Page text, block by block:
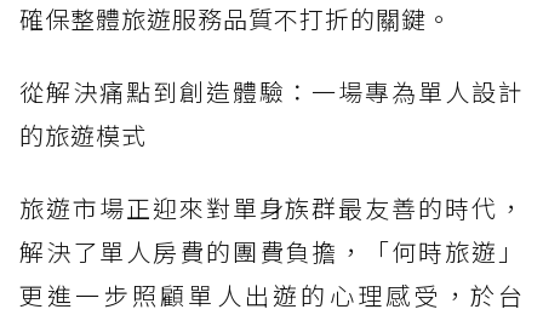
確保整體旅遊服務品質不打折的關鍵。
從解決痛點到創造體驗：一場專為單人設計
的旅遊模式
旅遊市場正迎來對單身族群最友善的時代，
解決了單人房費的團費負擔，「何時旅遊」
更進一步照顧單人出遊的心理感受，於台